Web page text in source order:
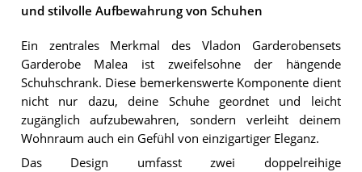
und stilvolle Aufbewahrung von Schuhen
Ein zentrales Merkmal des Vladon Garderobensets
Garderobe Malea ist zweifelsohne der hängende
Schuhschrank. Diese bemerkenswerte Komponente dient
nicht nur dazu, deine Schuhe geordnet und leicht
zugänglich aufzubewahren, sondern verleiht deinem
Wohnraum auch ein Gefühl von einzigartiger Eleganz.
Das Design umfasst zwei doppelreihige